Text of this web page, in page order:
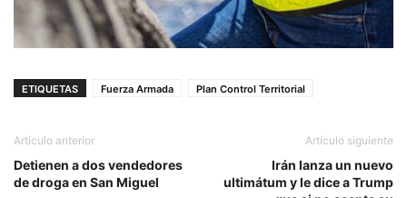
ETIQUETAS Fuerza Armada Plan Control Territorial
Artículo anterior
Detienen a dos vendedores
de droga en San Miguel
Artículo siguiente
Irán lanza un nuevo
ultimátum y le dice a Trump